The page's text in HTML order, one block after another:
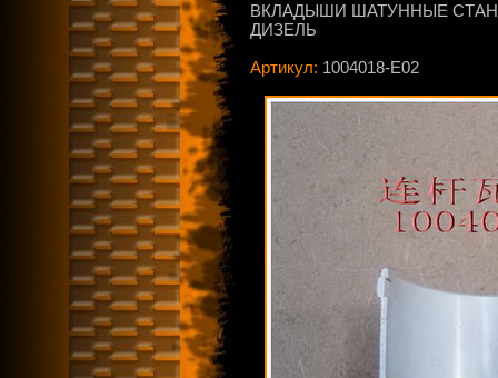
ВКЛАДЫШИ ШАТУННЫЕ
ДИЗЕЛЬ
Артикул: 1004018-E02